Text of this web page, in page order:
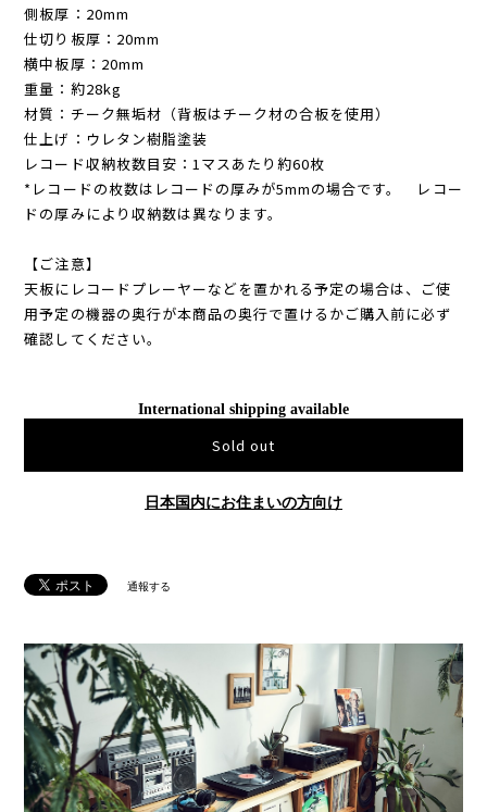
側板厚：20mm
仕切り板厚：20mm
横中板厚：20mm
重量：約28kg
材質：チーク無垢材（背板はチーク材の合板を使用）
仕上げ：ウレタン樹脂塗装
レコード収納枚数目安：1マスあたり約60枚
*レコードの枚数はレコードの厚みが5mmの場合です。 レコー
ドの厚みにより収納数は異なります。
【ご注意】
天板にレコードプレーヤーなどを置かれる予定の場合は、ご使
用予定の機器の奥行が本商品の奥行で置けるかご購入前に必ず
確認してください。
International shipping available
Sold out
日本国内にお住まいの方向け
通報する